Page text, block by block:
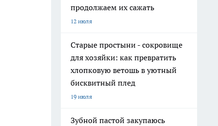
продолжаем их сажать
12 июля
Старые простыни - сокровище
для хозяйки: как превратить
хлопковую ветошь в уютный
бисквитный плед
19 июля
Зубной пастой закупаюсь